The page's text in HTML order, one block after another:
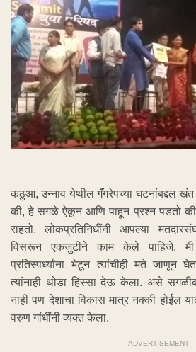
कठुआ, उन्नाव येथील गॅंगरेपच्या घटनांबद्दल
की, हे सगळे ऐकून आणि पाहून प्रश्न पडतो
राहतो. लोकप्रतिनिधींनी आपल्या
विसरून एकजुटीने काम केले पाहिजे.
प्रतिस्पर्ध्यांना भेटून त्यांचीही मते जाणून
त्यांनाही थोडा हिस्सा देऊ केला. असे
नाही पण देशाचा विकास मात्र नक्की होईल
वरुण गांधींनी व्यक्त केला.
ADVERTISEMENT